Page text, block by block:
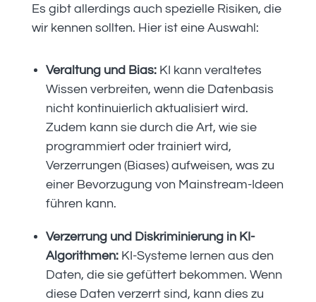
Es gibt allerdings auch spezielle Risiken, die
wir kennen sollten. Hier ist eine Auswahl:
Veraltung und Bias:KI kann veraltetes
Wissen verbreiten, wenn die Datenbasis
nicht kontinuierlich aktualisiert wird.
Zudem kann sie durch die Art, wie sie
programmiert oder trainiert wird,
Verzerrungen (Biases) aufweisen, was zu
einer Bevorzugung von Mainstream-Ideen
führen kann.
Verzerrung und Diskriminierung in KI-
Algorithmen:KI-Systeme lernen aus den
Daten, die sie gefüttert bekommen. Wenn
diese Daten verzerrt sind, kann dies zu